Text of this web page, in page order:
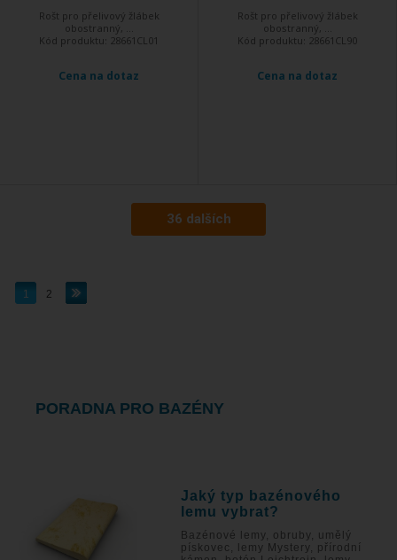
Rošt pro přelivový žlábek
obostranný, ...
Kód produktu: 28661CL01
Cena na dotaz
Rošt pro přelivový žlábek
obostranný, ...
Kód produktu: 28661CL90
Cena na dotaz
36 dalších
1 2
PORADNA PRO BAZÉNY
Jaký typ bazénového
lemu vybrat?
Bazénové lemy, obruby, umělý
pískovec, lemy Mystery, přírodní